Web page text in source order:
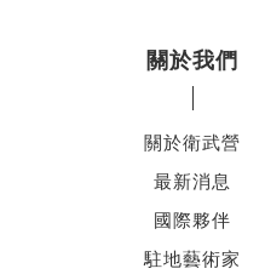
關於我們
關於衛武營
最新消息
國際夥伴
駐地藝術家